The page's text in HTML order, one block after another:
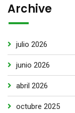
Archive
julio 2026
junio 2026
abril 2026
octubre 2025